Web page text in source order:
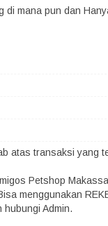
di mana pun dan
atas transaksi yang
Petshop
menggunakan
hubungi Admin.